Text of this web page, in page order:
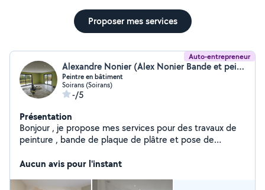
Proposer mes services
Auto-entrepreneur
Alexandre Nonier (Alex Nonier Bande et peinture)
Peintre en bâtiment
Soirans (Soirans)
-/5
Présentation
Bonjour , je propose mes services pour des travaux de
peinture , bande de plaque de plâtre et pose de
Dole.
Aucun avis pour l'instant